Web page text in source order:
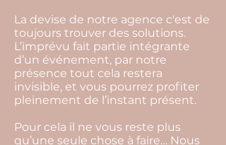
La devise de notre agence c'est de
toujours trouver des solutions.
L’imprévu fait partie intégrante
d’un événement, par notre
présence tout cela restera
invisible, et vous pourrez profiter
pleinement de l’instant présent.
Pour cela il ne vous reste plus
qu’une seule chose à faire… Nous